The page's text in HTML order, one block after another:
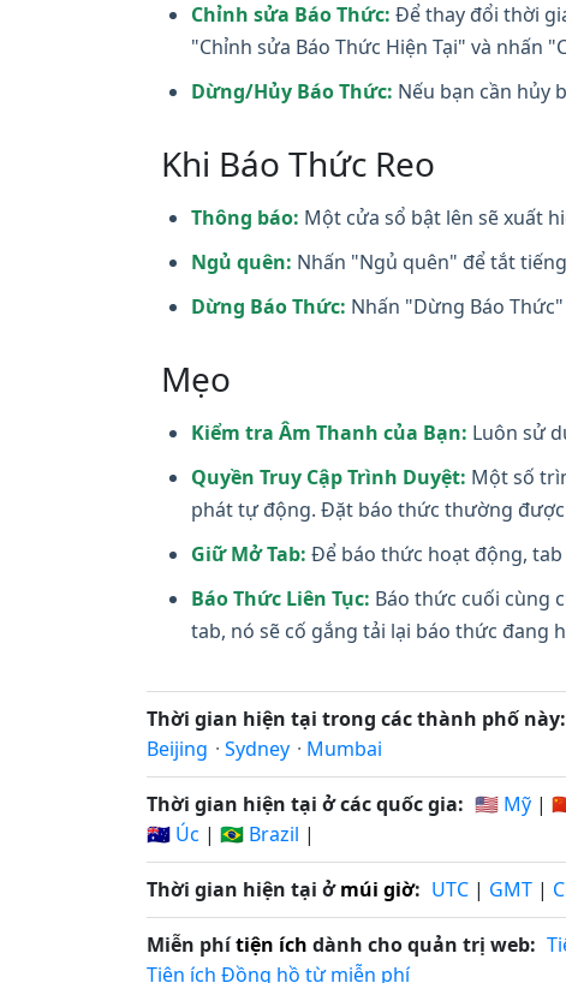
Chỉnh sửa Báo Thức: Để thay đổi thời
"Chỉnh sửa Báo Thức Hiện Tại" và nhấn
Dừng/Hủy Báo Thức: Nếu bạn cần hủy
Khi Báo Thức Reo
Thông báo: Một cửa sổ bật lên sẽ xuất
Ngủ quên: Nhấn "Ngủ quên" để tắt
Dừng Báo Thức: Nhấn "Dừng Báo
Mẹo
Kiểm tra Âm Thanh của Bạn: Luôn sử
Quyền Truy Cập Trình Duyệt: Một số
phát tự động. Đặt báo thức thường
Giữ Mở Tab: Để báo thức hoạt động, tab
Báo Thức Liên Tục: Báo thức cuối cùng
tab, nó sẽ cố gắng tải lại báo thức đang
Thời gian hiện tại trong các thành phố này:
Beijing · Sydney · Mumbai
Thời gian hiện tại ở các quốc gia: 🇺🇸 Mỹ |
🇦🇺 Úc | 🇧🇷 Brazil |
Thời gian hiện tại ởmúi giờ: UTC | GMT |
Miễn phítiện ích dành cho quản trị web:
Tiện ích Đồng hồ từ miễn phí